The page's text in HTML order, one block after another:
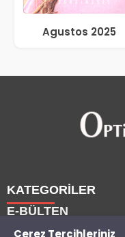
Agustos 2025
KATEGORİLER
E-BÜLTEN
Çerez Tercihleriniz